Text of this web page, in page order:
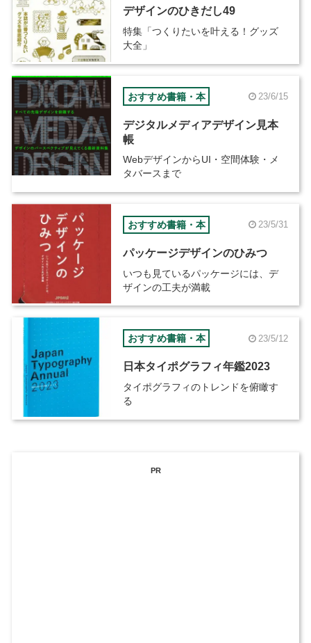
デザインのひきだし49
特集「つくりたいを叶える！グッズ
大全」
おすすめ書籍・本 23/6/15
デジタルメディアデザイン見本
帳
WebデザインからUI・空間体験・メ
タバースまで
おすすめ書籍・本 23/5/31
パッケージデザインのひみつ
いつも見ているパッケージには、デ
ザインの工夫が満載
おすすめ書籍・本 23/5/12
日本タイポグラフィ年鑑2023
タイポグラフィのトレンドを俯瞰す
る
PR